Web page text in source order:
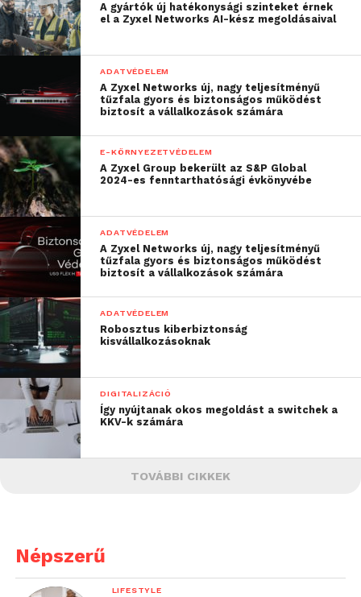
A gyártók új hatékonysági szinteket érnek
el a Zyxel Networks AI-kész megoldásaival
ADATVÉDELEM
A Zyxel Networks új, nagy teljesítményű
tűzfala gyors és biztonságos működést
biztosít a vállalkozások számára
E-KÖRNYEZETVÉDELEM
A Zyxel Group bekerült az S&P Global
2024-es fenntarthatósági évkönyvébe
ADATVÉDELEM
A Zyxel Networks új, nagy teljesítményű
tűzfala gyors és biztonságos működést
biztosít a vállalkozások számára
ADATVÉDELEM
Robosztus kiberbiztonság
kisvállalkozásoknak
DIGITALIZÁCIÓ
Így nyújtanak okos megoldást a switchek a
KKV-k számára
TOVÁBBI CIKKEK
Népszerű
LIFESTYLE